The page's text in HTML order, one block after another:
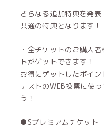
さらなる追加特典を発
共通の特典となります！
・全チケットのご購入
トがゲットできます！
お得にゲットしたポイ
テストのWEB投票に使
う！
●Sプレミアムチケ